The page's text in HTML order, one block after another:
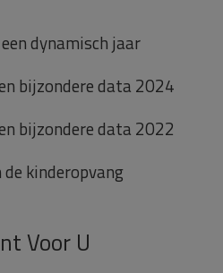
dynamisch jaar
bijzondere data 2024
bijzondere data 2022
kinderopvang
Voor U